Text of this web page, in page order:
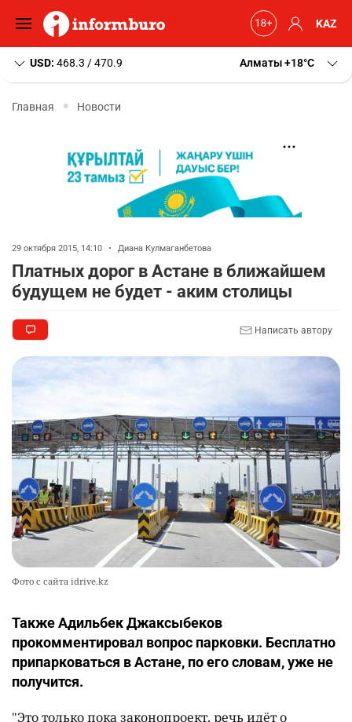
KAZ
USD: 468.3 / 470.9 Алматы+18 C
Главная Новости
29 октября 2015, 14:10 • Диана Кулмаганбетова
Платных дорог в Астане в ближайшем
будущем не будет - аким столицы
Написать автору
Фото с сайта idrive.kz
Также Адильбек Джаксыбеков
прокомментировал вопрос парковки. Бесплатно
припарковаться в Астане, по его словам, уже не
получится.
"Это только пока законопроект, речь идёт о